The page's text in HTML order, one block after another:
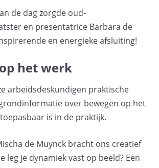
de dag zorgde oud-
en presentatrice Barbara de
en energieke afsluiting!
het werk
arbeidsdeskundigen praktische
over bewegen op het
is in de praktijk.
de Muynck bracht ons creatief
leg je dynamiek vast op beeld? Een